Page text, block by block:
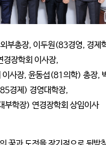
부총장, 이두원(83경영, 경제
장학회 이사장,
사장, 윤동섭(81의학) 총장,
경제) 경영대학장,
학장) 연경장학회 상임이사